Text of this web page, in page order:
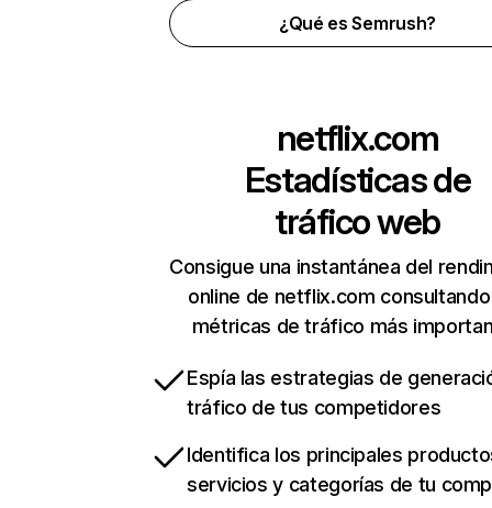
¿Qué es Semrush?
netflix.com
Estadísticas de
tráfico web
Consigue una instantánea del
online de netflix.com
métricas de tráfico más
Espía las estrategias de
tráfico de tus competidores
Identifica los principales
servicios y categorías de tu